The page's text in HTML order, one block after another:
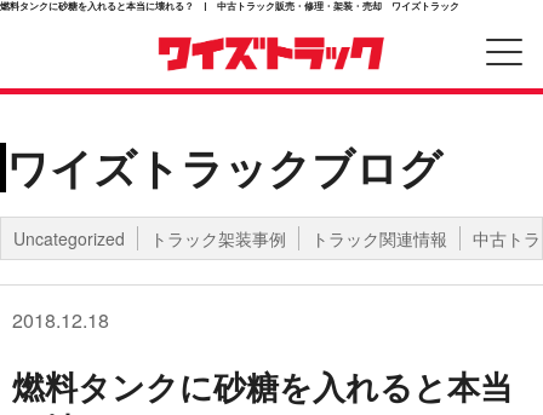
燃料タンクに砂糖を入れると本当に壊れる？ | 中古トラック販売・修理・架装・売却 ワイズトラック
ワイズトラックブログ
Uncategorized トラック架装事例 トラック関連情報 中古ト
2018.12.18
燃料タンクに砂糖を入れると本当